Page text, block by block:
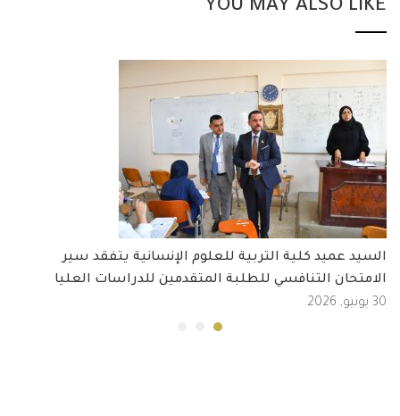
YOU MAY ALSO LIKE
السيد عميد كلية التربية للعلوم الإنسانية يتفقد سير
الامتحان التنافسي للطلبة المتقدمين للدراسات العليا
30 يونيو, 2026